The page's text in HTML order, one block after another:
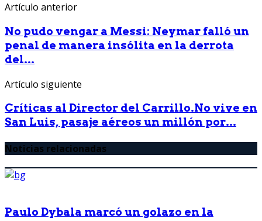
Artículo anterior
No pudo vengar a Messi: Neymar falló un
penal de manera insólita en la derrota
del...
Artículo siguiente
Críticas al Director del Carrillo.No vive en
San Luis, pasaje aéreos un millón por...
Noticias relacionadas
Paulo Dybala marcó un golazo en la